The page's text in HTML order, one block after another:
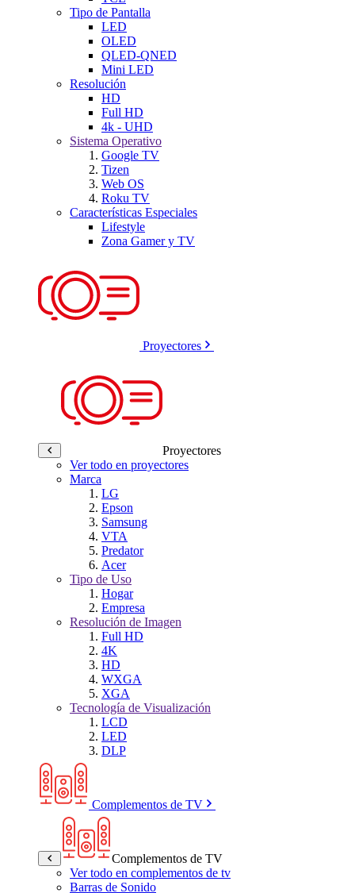
Tipo de Pantalla
LED
OLED
QLED-QNED
Mini LED
Resolución
HD
Full HD
4k - UHD
Sistema Operativo
Google TV
Tizen
Web OS
Roku TV
Características Especiales
Lifestyle
Zona Gamer y TV
Proyectores
Proyectores
Ver todo en proyectores
Marca
LG
Epson
Samsung
VTA
Predator
Acer
Tipo de Uso
Hogar
Empresa
Resolución de Imagen
Full HD
4K
HD
WXGA
XGA
Tecnología de Visualización
LCD
LED
DLP
Complementos de TV
Complementos de TV
Ver todo en complementos de tv
Barras de Sonido